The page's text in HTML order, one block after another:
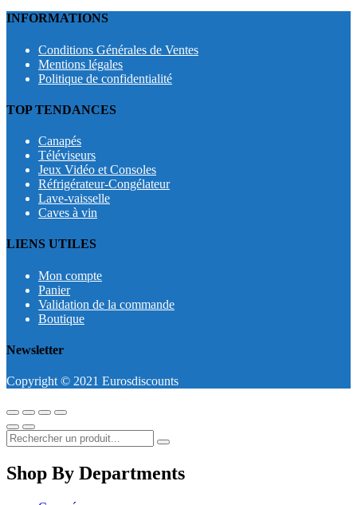
INFORMATIONS
Conditions Générales de Ventes
Mentions légales
Politique de confidentialité
TOP TENDANCES
Canapés
Téléviseurs
Jeux Vidéo et Consoles
Réfrigérateur-Congélateur
Lave-vaisselle
Caves à vin
LIENS UTILES
Mon compte
Panier
Validation de la commande
Boutique
Newsletter
Copyright © 2021 Eurosdiscounts
Shop By Departments